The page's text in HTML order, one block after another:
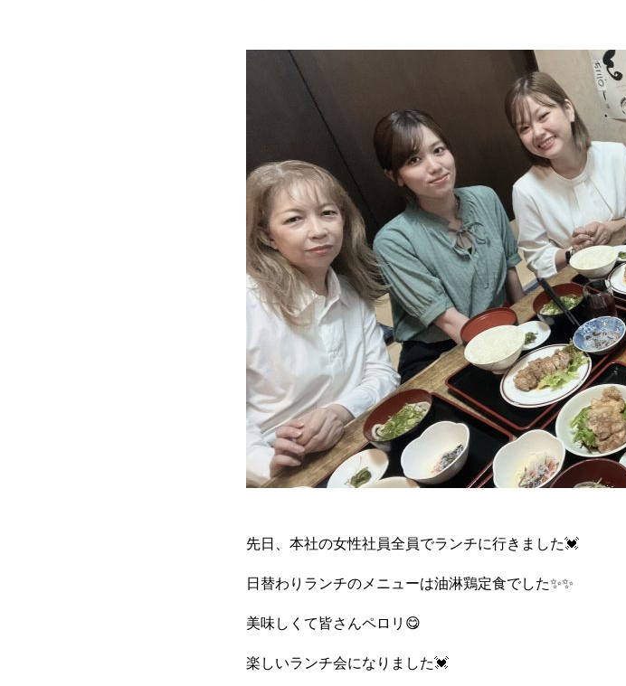
先日、本社の女性社員全員でランチに行きました💓
日替わりランチのメニューは油淋鶏定食でした✨✨
美味しくて皆さんペロリ😋
楽しいランチ会になりました💓